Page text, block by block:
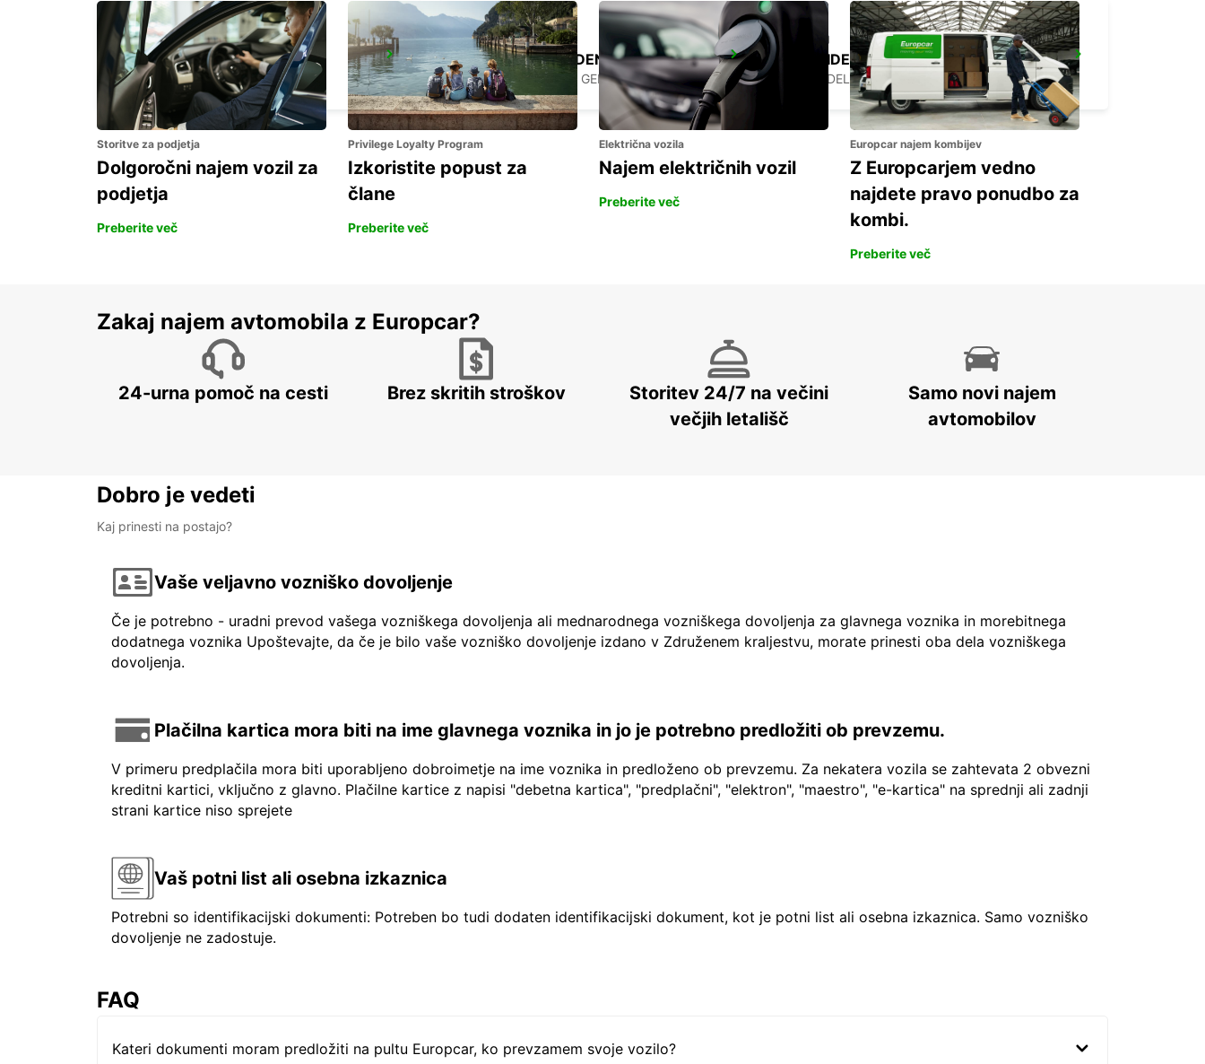
BADEN-BADEN
BADEN-BADEN - GERMANY
KARLSRUHE BADEN-BADEN AIRPORT
RHEINMUENSTER - GERMANY
HEIDELBERG
HEIDELBERG - GERMANY
Storitve za podjetja
Dolgoročni najem vozil za
podjetja
Preberite več
Privilege Loyalty Program
Izkoristite popust za
člane
Preberite več
Električna vozila
Najem električnih vozil
Preberite več
Europcar najem kombijev
Z Europcarjem vedno
najdete pravo ponudbo za
kombi.
Preberite več
Zakaj najem avtomobila z Europcar?
24-urna pomoč na cesti Brez skritih stroškov
Storitev 24/7 na večini
večjih letališč
Samo novi najem
avtomobilov
Dobro je vedeti
Kaj prinesti na postajo?
Vaše veljavno vozniško dovoljenje
Če je potrebno - uradni prevod vašega vozniškega dovoljenja ali mednarodnega vozniškega dovoljenja za glavnega voznika in morebitnega
dodatnega voznika Upoštevajte, da če je bilo vaše vozniško dovoljenje izdano v Združenem kraljestvu, morate prinesti oba dela vozniškega
dovoljenja.
Plačilna kartica mora biti na ime glavnega voznika in jo je potrebno predložiti ob prevzemu.
V primeru predplačila mora biti uporabljeno dobroimetje na ime voznika in predloženo ob prevzemu. Za nekatera vozila se zahtevata 2 obvezni
kreditni kartici, vključno z glavno. Plačilne kartice z napisi "debetna kartica", "predplačni", "elektron", "maestro", "e-kartica" na sprednji ali zadnji
strani kartice niso sprejete
Vaš potni list ali osebna izkaznica
Potrebni so identifikacijski dokumenti: Potreben bo tudi dodaten identifikacijski dokument, kot je potni list ali osebna izkaznica. Samo vozniško
dovoljenje ne zadostuje.
FAQ
Kateri dokumenti moram predložiti na pultu Europcar, ko prevzamem svoje vozilo?